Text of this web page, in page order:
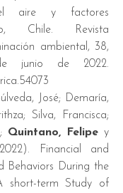
aire y factores
Chile. Revista
ambiental, 38,
junio de 2022.
José; Demaría,
Silva, Francisca;
Quintano, Felipe y
Financial and
Behaviors During the
short-term Study of